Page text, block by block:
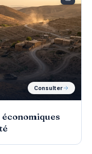
Consulter